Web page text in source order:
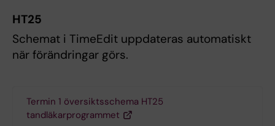
HT25
Schemat i TimeEdit uppdateras automatiskt
när förändringar görs.
Termin 1 översiktsschema HT25
tandläkarprogrammet